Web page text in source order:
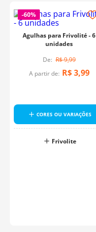
-60%
Agulhas para Frivolité - 6
unidades
R$9,99
A partir de: R$ 3,99
CORES OU VARIAÇÕES
Frivolite